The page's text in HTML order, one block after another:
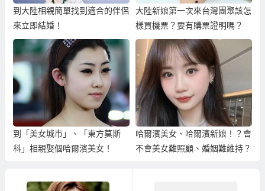
到大陸相親簡單找到適合的伴侶
來立即結婚！
大陸新娘第一次來台灣團聚該怎
樣買機票？要有購票證明嗎？
到「美女城市」、「東方莫斯
科」相親娶個哈爾濱美女！
哈爾濱美女、哈爾濱新娘！？會
不會美女難照顧、婚姻難維持？